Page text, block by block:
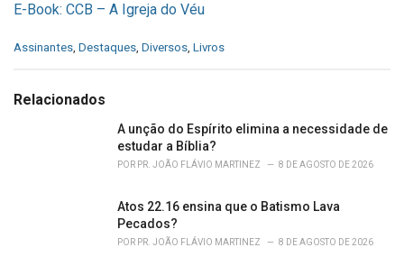
E-Book: CCB – A Igreja do Véu
C
e
Assinantes, Destaques, Diversos, Livros
Relacionados
A unção do Espírito elimina a necessidade de
estudar a Bíblia?
POR PR. JOÃO FLÁVIO MARTINEZ 8 DE AGOSTO DE 2026
Atos 22.16 ensina que o Batismo Lava
Pecados?
POR PR. JOÃO FLÁVIO MARTINEZ 8 DE AGOSTO DE 2026